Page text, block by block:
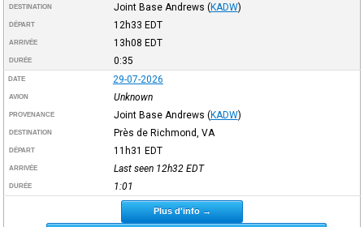
DESTINATION Joint Base Andrews (KADW)
DÉPART 12h33 EDT
ARRIVÉE 13h08 EDT
DURÉE 0:35
DATE 29-07-2026
AVION Unknown
PROVENANCE Joint Base Andrews (KADW)
DESTINATION Près de Richmond, VA
DÉPART 11h31 EDT
ARRIVÉE Last seen 12h32 EDT
DURÉE 1:01
Plus d'info →